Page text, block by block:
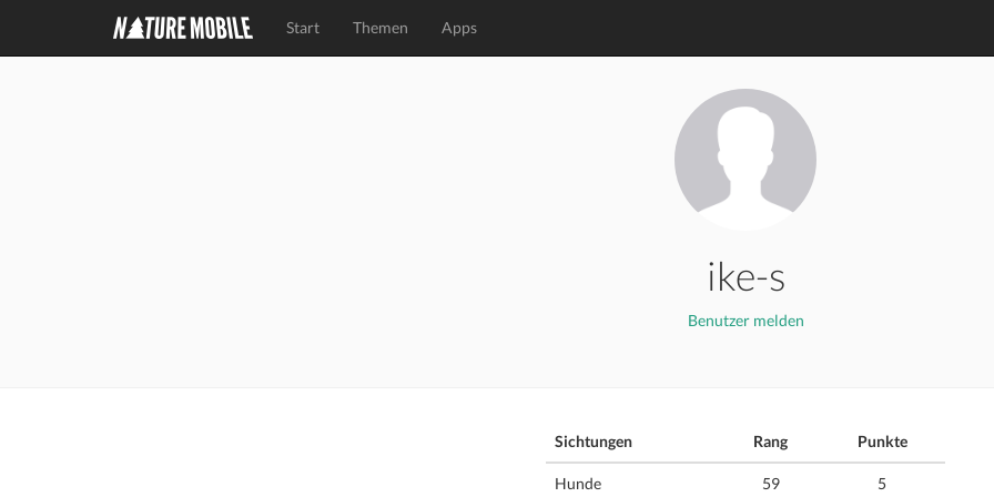
Start Themen Apps
ike-s
Benutzer melden
Sichtungen Rang Punkte
Hunde 59 5